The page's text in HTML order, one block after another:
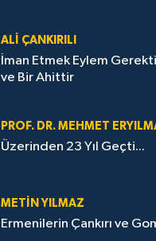
ALI ÇANKIRILI
İman Etmek Eylem
ve Bir Ahittir
PROF. DR. MEHMET
Üzerinden 23 Yıl Geçti...
METIN YILMAZ
Ermenilerin Çankırı ve